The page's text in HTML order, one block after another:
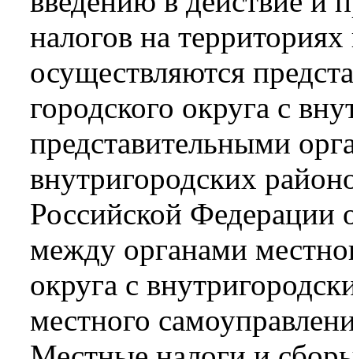
налогов на
осуществляются
городского округа с
представительными
внутригородских
Российской Федерации
между органами
округа с
местного